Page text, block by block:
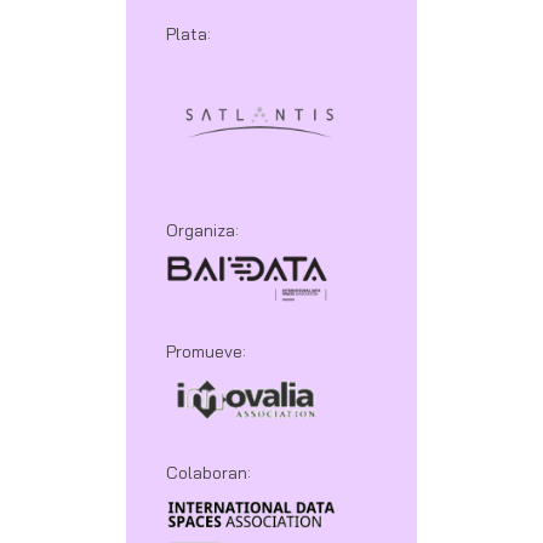
Plata:
Organiza:
Promueve:
Colaboran: